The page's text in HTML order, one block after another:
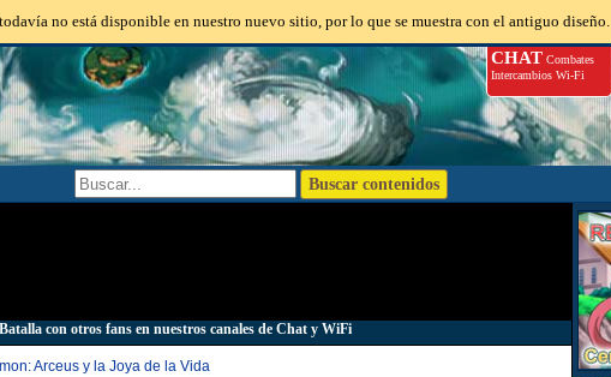
no está disponible en nuestro nuevo sitio, por lo que se muestra con el antiguo diseño.
CHATCombates
Intercambios Wi-Fi
con otros fans en nuestros canales de Chat y WiFi
Arceus y la Joya de la Vida